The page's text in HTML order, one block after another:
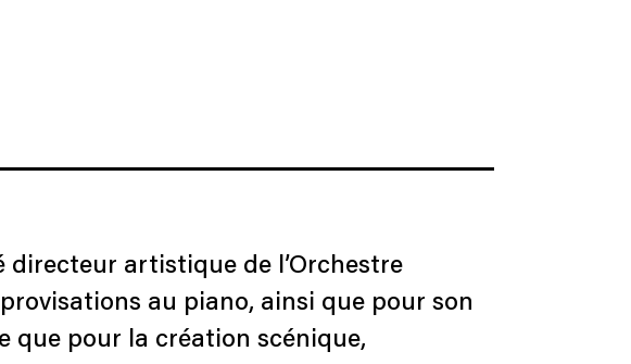
directeur artistique de l’Orchestre
au piano, ainsi que pour son
que pour la création scénique,